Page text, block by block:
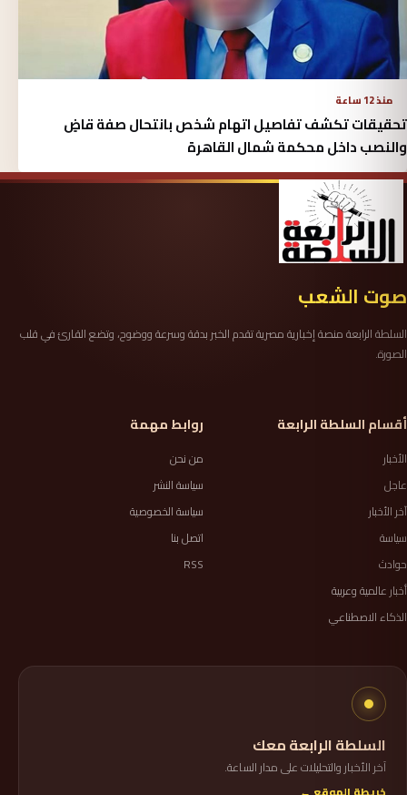
منذ 12 ساعة
تحقيقات تكشف تفاصيل اتهام شخص بانتحال صفة قاضٍ
والنصب داخل محكمة شمال القاهرة
صوت الشعب
السلطة الرابعة منصة إخبارية مصرية تقدم الخبر بدقة وسرعة ووضوح، وتضع القارئ في قلب
الصورة.
أقسام السلطة الرابعة
الأخبار
عاجل
آخر الأخبار
سياسة
حوادث
أخبار عالمية وعربية
الذكاء الاصطناعي
روابط مهمة
من نحن
سياسة النشر
سياسة الخصوصية
اتصل بنا
RSS
السلطة الرابعة معك
آخر الأخبار والتحليلات على مدار الساعة.